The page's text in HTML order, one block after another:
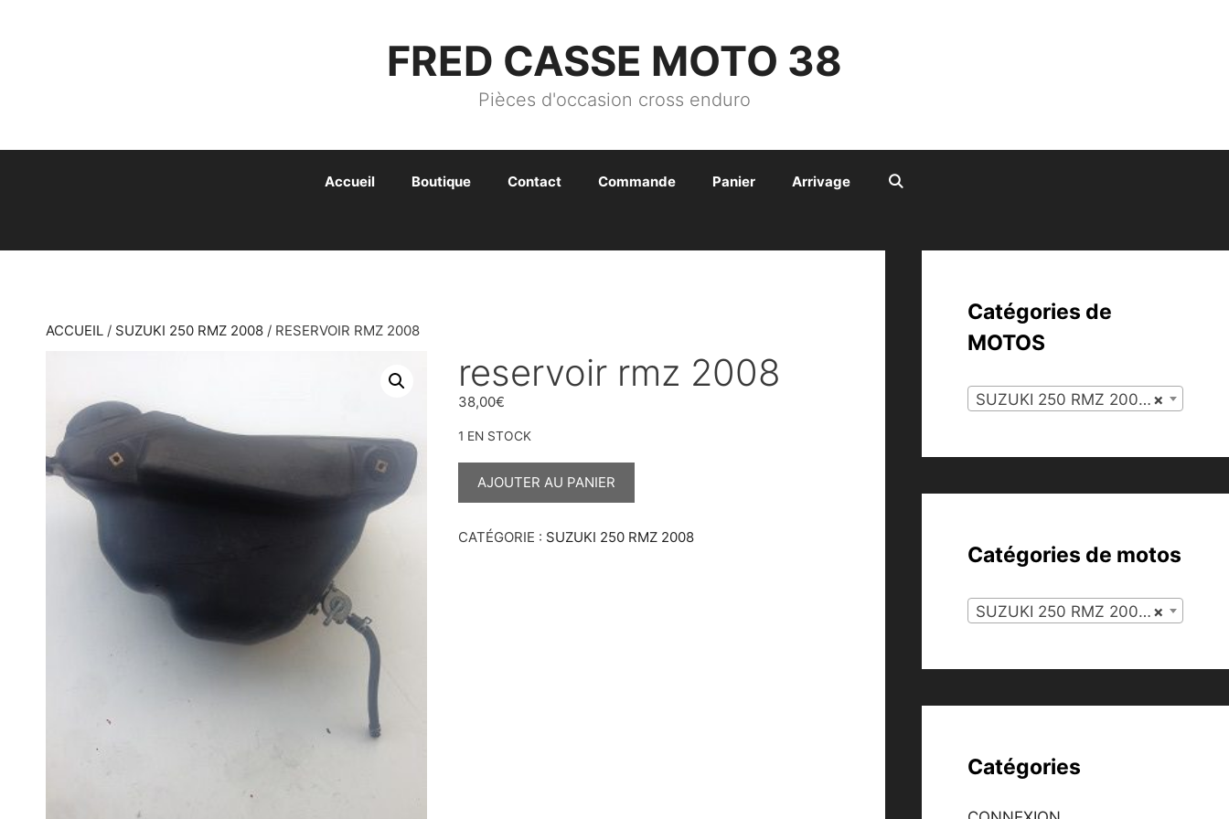
FRED CASSE MOTO 38
Pièces d'occasion cross enduro
Accueil Boutique Contact Commande Panier Arrivage
ACCUEIL / SUZUKI 250 RMZ 2008 / RESERVOIR RMZ 2008
reservoir rmz 2008
38,00€
1 EN STOCK
QUANTITÉ
AJOUTER AU PANIER
CATÉGORIE : SUZUKI 250 RMZ 2008
Catégories de
MOTOS
×
SUZUKI 250 RMZ 2008 (46)
Catégories de motos
×
SUZUKI 250 RMZ 2008 (46)
Catégories